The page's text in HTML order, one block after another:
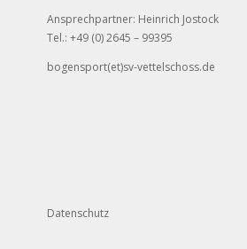
Ansprechpartner: Heinrich Jostock
Tel.: +49 (0) 2645 – 99395
bogensport(et)sv-vettelschoss.de
Datenschutz